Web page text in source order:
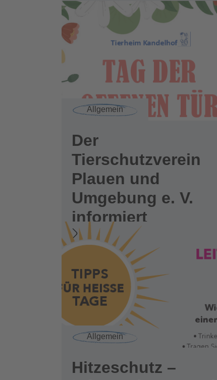
Allgemein
Der
Tierschutzverein
Plauen und
Umgebung e. V.
informiert
Weiterlesen
Allgemein
Hitzeschutz –